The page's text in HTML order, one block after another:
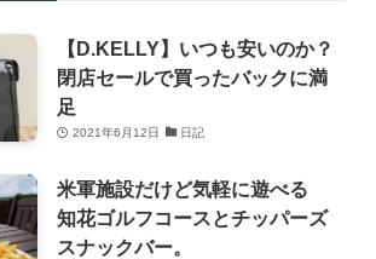
【D.KELLY】いつも安いのか？
閉店セールで買ったバックに満
足
2021年6月12日 日記
米軍施設だけど気軽に遊べる
知花ゴルフコースとチッパーズ
スナックバー。